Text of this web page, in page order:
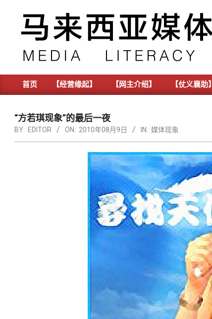
content
Primary
Menu
首页 【经营缘起】 【网主介绍】 【仗义襄助】
“方若琪现象”的最后一夜
BY: EDITOR ON: 2010年08月9日 IN: 媒体现象